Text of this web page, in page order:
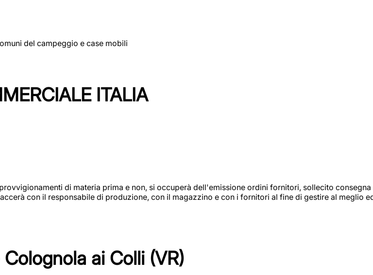
del campeggio e case mobili
ITALIA
di materia prima e non, si occuperà dell'emissione ordini fornitori, sollecito consegna
con il responsabile di produzione, con il magazzino e con i fornitori al fine di gestire al meglio
ai Colli (VR)